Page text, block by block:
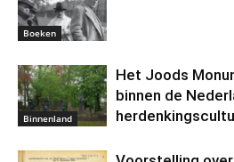
Boeken
Binnenland
Het Joods
binnen de